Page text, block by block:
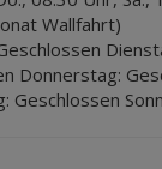
Wallfahrt)
Donnerstag:
Geschlossen